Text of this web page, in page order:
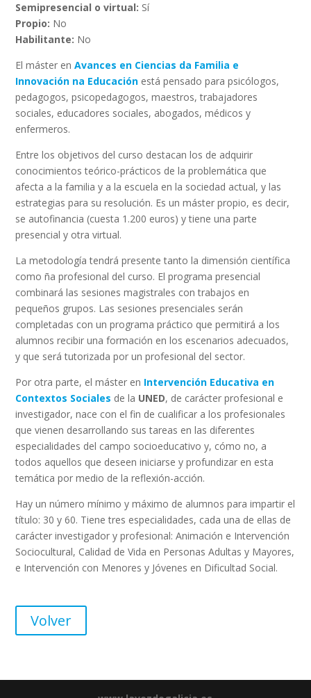
Semipresencial o virtual: Sí
Propio: No
Habilitante: No
El máster enAvances en Ciencias da Familia e
Innovación na Educación está pensado para psicólogos,
pedagogos, psicopedagogos, maestros, trabajadores
sociales, educadores sociales, abogados, médicos y
enfermeros.
Entre los objetivos del curso destacan los de adquirir
conocimientos teórico-prácticos de la problemática que
afecta a la familia y a la escuela en la sociedad actual, y las
estrategias para su resolución. Es un máster propio, es decir,
se autofinancia (cuesta 1.200 euros) y tiene una parte
presencial y otra virtual.
La metodología tendrá presente tanto la dimensión científica
como ña profesional del curso. El programa presencial
combinará las sesiones magistrales con trabajos en
pequeños grupos. Las sesiones presenciales serán
completadas con un programa práctico que permitirá a los
alumnos recibir una formación en los escenarios adecuados,
y que será tutorizada por un profesional del sector.
Por otra parte, el máster en Intervención Educativa en
Contextos Sociales de la UNED, de carácter profesional e
investigador, nace con el fin de cualificar a los profesionales
que vienen desarrollando sus tareas en las diferentes
especialidades del campo socioeducativo y, cómo no, a
todos aquellos que deseen iniciarse y profundizar en esta
temática por medio de la reflexión-acción.
Hay un número mínimo y máximo de alumnos para impartir el
título: 30 y 60. Tiene tres especialidades, cada una de ellas de
carácter investigador y profesional: Animación e Intervención
Sociocultural, Calidad de Vida en Personas Adultas y Mayores,
e Intervención con Menores y Jóvenes en Dificultad Social.
Volver